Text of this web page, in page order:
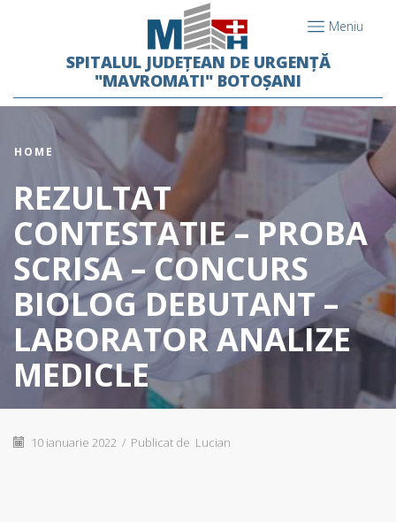
Meniu
SPITALUL JUDEȚEAN DE URGENȚĂ
"MAVROMATI" BOTOȘANI
HOME
REZULTAT
CONTESTATIE – PROBA
SCRISA – CONCURS
BIOLOG DEBUTANT –
LABORATOR ANALIZE
MEDICLE
10 ianuarie 2022 / Publicat de Lucian